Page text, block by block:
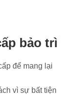
bảo trì
để mang lại
vì sự bất tiện